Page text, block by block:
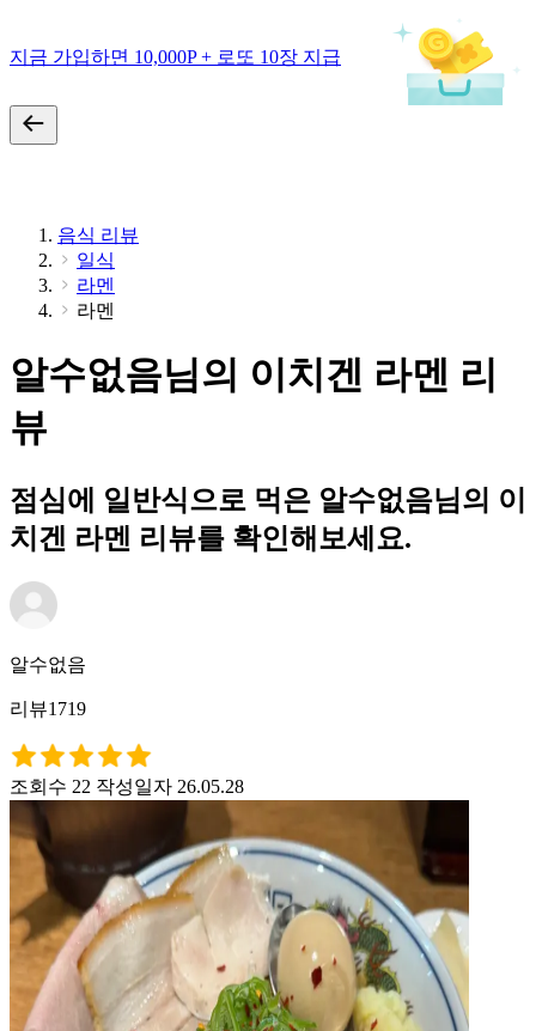
지금 가입하면 10,000P + 로또 10장 지급
음식 리뷰
일식
라멘
라멘
알수없음님의 이치겐 라멘 리
뷰
점심에 일반식으로 먹은 알수없음님의 이
치겐 라멘 리뷰를 확인해보세요.
알수없음
리뷰1719
조회수 22 작성일자 26.05.28